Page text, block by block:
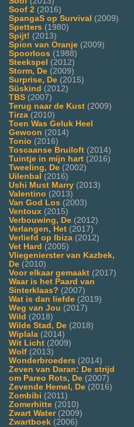
Soof 2 (2016)
SpangaS op Survival (2009)
Spetters (1980)
Spijt! (2013)
Spion van Oranje (2009)
Spoorloos (1988)
Steekspel (2012)
Storm, De (2009)
Surprise, De (2015)
Süskind (2012)
TBS (2007)
Terug naar de Kust (2009)
Tirza (2010)
Toen Was Geluk Heel
Gewoon (2014)
Tonio (2016)
Toscaanse Bruiloft (2014)
Tuintje in mijn hart (2016)
Tweeling, De (2002)
Uilenbal (2016)
Ushi Must Marry (2013)
Valentino (2013)
Van God Los (2003)
Ventoux (2015)
Verbouwing, De (2012)
Verlangen, Het (2017)
Verliefd op Ibiza (2012)
Vet Hard (2005)
Vliegenierster van Kazbek,
De (2010)
Voor elkaar gemaakt (2017)
Waar is het Paard van
Sinterklaas? (2007)
Wat is dan liefde (2019)
Weg van Jou (2017)
Wild (2018)
Wilde Stad, De (2018)
Wiplala (2014)
Wit Licht (2009)
Wolf (2013)
Wonderbroeders (2014)
Zeven van Daran: De strijd
om Pareo Rots, De (2007)
Zevende Hemel, De (2016)
Zombibi (2011)
Zomerhitte (2010)
Zwart Water(2009)
Zwartboek (2006)